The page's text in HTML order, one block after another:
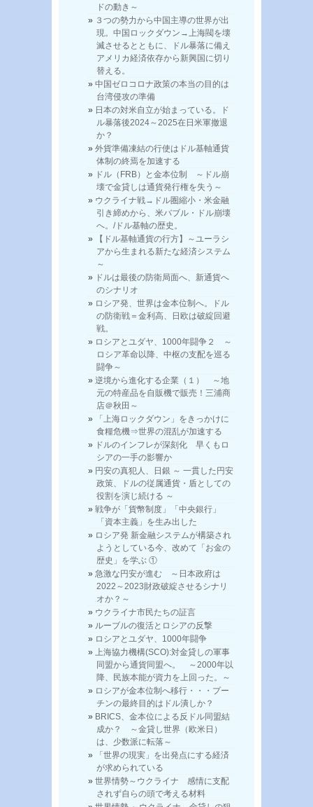
ドの動き～
３つの勢力から中国主導の世界が出
現。中国ロックダウン→上海閥を壊
滅させるとともに、ドル暴落に備え
アメリカ経済依存から新興国に切り
替える。
中国ゼロコロナ政策の本当の目的は
台湾侵攻の準備
日本の対米自立が始まっている。ド
ル暴落後2024～2025在日米軍撤退
か？
外貨準備凍結の行使はドル基軸通貨
体制の終焉を加速する
ドル（FRB）と金本位制 ～ドル崩
壊で金貸しは通貨発行権を失う～
ウクライナ戦→ドル圏縮小・米金融
引き締めから、米バブル・ドル崩壊
へ。/ドル基軸の歴史。
【ドル基軸通貨の行方】～ユーラシ
アから生まれる新たな経済システム
～
ドルは最後の防衛局面へ、新通貨へ
のシナリオ
ロシア発、世界は金本位制へ。ドル
の防衛戦＝金利高、日欧は破綻回避
戦。
ロシアとユダヤ、1000年闘争２ ～
ロシア革命以降、中枢の支配を巡る
闘争～
逆境から進化する企業（１） ～地
元の特産品を自販機で販売！三浦商
店＠秋田～
「上海ロックダウン」をきっかけに
食糧危機⇒世界の混乱が加速する
ドルのインフレが深刻化 早くもロ
シアの一手の影響か
円安の真犯人、日銀 ～ 一貫した円安
政策、ドルの従属通貨・盾としての
役割を演じ続ける ～
戦争が「貨幣制度」「中央銀行」
「資本主義」を生み出した
ロシア発 新金融システムが構築され
ようとしている今、改めて「お金の
歴史」を学ぶ ①
急激な円安が進む ～日本政府は
2022～2023財政破綻させるシナリ
オか？～
ウクライナ市民たちの証言
ルーブルの復活とロシアの反撃
ロシアとユダヤ、1000年闘争
上海協力機構(SCO):対金貸しの軍事
同盟から通貨同盟へ。 ～2000年以
降、民族本能が資力を上回った。～
ロシアが金本位制へ移行・・・プー
チンの最終目的はドル潰しか？
BRICS、金本位による反ドル同盟結
成か？ ～金貸し世界（欧米日）
は、少数派に転落～
「世界の現実」を出発点にする経済
が求められている
世界情勢～ウクライナ 感情に支配
されず自らの頭で考える材料